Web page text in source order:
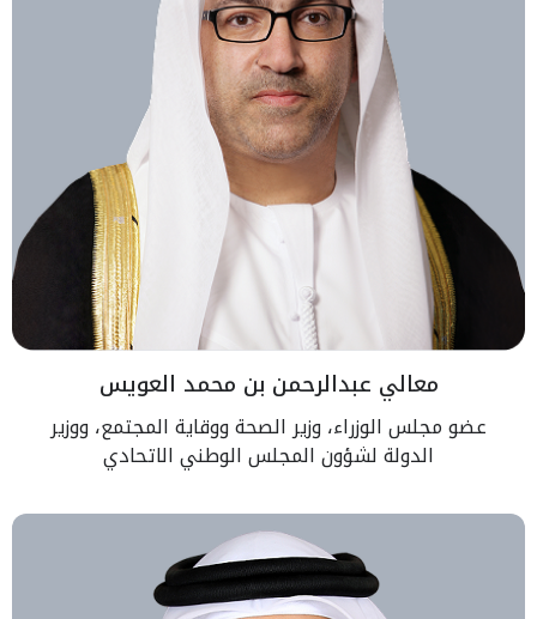
معالي عبدالرحمن بن محمد العويس
عضو مجلس الوزراء، وزير الصحة ووقاية المجتمع، ووزير
الدولة لشؤون المجلس الوطني الاتحادي